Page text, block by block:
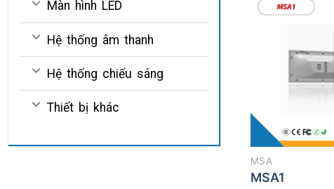
Màn hình LED
Hệ thống âm thanh
Hệ thống chiếu sáng
Thiết bị khác
MSA
MSA1